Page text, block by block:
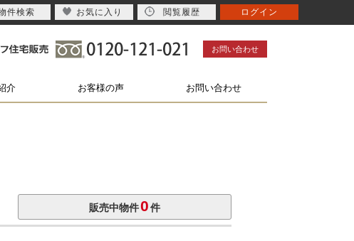
お問い合わせ
介 お客様の声 お問い合わせ
販売中物件0件
件検索 お気に入り 閲覧履歴 ログイン